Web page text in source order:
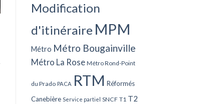
Modification
d'itinéraire MPM
Métro Métro Bougainville
Métro La Rose Métro Rond-Point
du Prado PACA RTM Réformés
Canebière Service partiel SNCF T1 T2